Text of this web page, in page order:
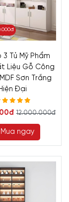
Tủ Mỹ Phẩm
Liệu Gỗ Công
Sơn Trắng
Đại
12.000.000đ
ngay